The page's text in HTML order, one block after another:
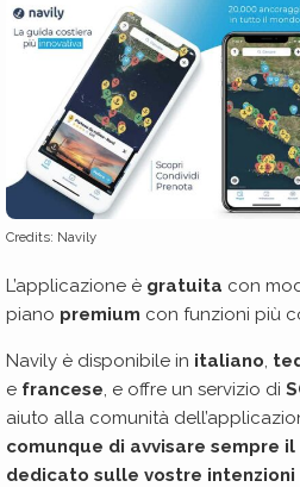
Credits: Navily
L’applicazione è gratuita con
piano premium con funzioni più
Navily è disponibile in italiano
e francese , e offre un servizio di
aiuto alla comunità
comunque di avvisare sempre
dedicato sulle vostre